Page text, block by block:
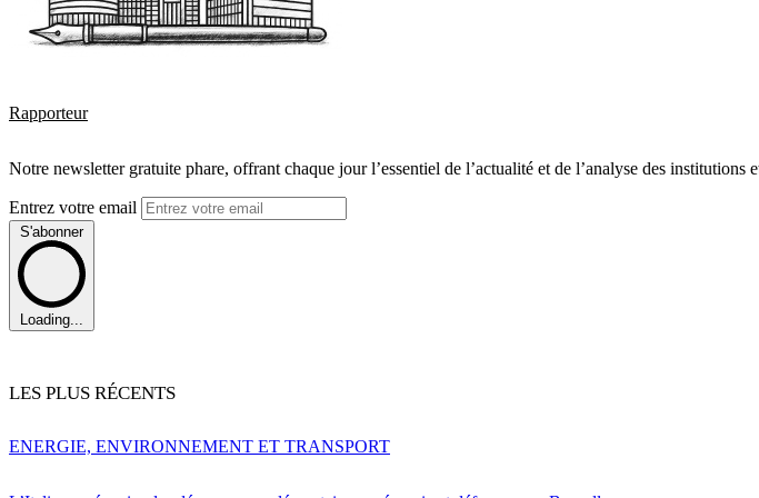
Rapporteur
Notre newsletter gratuite phare, offrant chaque jour l’essentiel de l’actualité et de l’analyse des
Entrez votre email
S'abonner
Loading...
LES PLUS RÉCENTS
ENERGIE, ENVIRONNEMENT ET TRANSPORT